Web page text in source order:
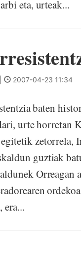
eta, urteak...
2007-04-23 11:34
baten historia
urte horretan
guztiak
Orreagan
era...